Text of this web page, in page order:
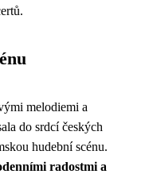
melodiemi a
do srdcí českých
hudební scénu.
radostmi a